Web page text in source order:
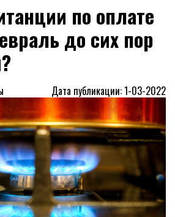
по оплате
до сих пор
Дата публикации: 1-03-2022